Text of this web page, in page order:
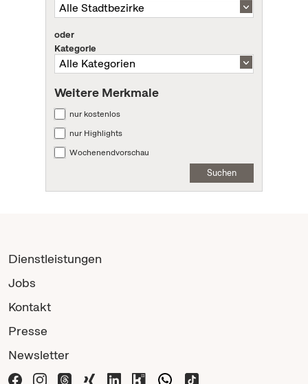
oder
Kategorie
Weitere Merkmale
nur kostenlos
nur Highlights
Wochenendvorschau
Suchen
Dienstleistungen
Jobs
Kontakt
Presse
Newsletter